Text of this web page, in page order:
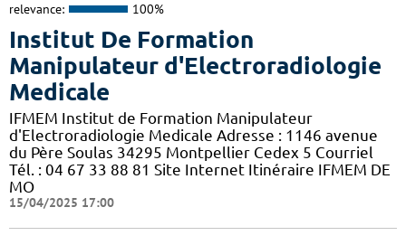
relevance: 100%
Institut De Formation
Manipulateur d'Electroradiologie
Medicale
IFMEM Institut de Formation Manipulateur
d'Electroradiologie Medicale Adresse : 1146 avenue
du Père Soulas 34295 Montpellier Cedex 5 Courriel
Tél. : 04 67 33 88 81 Site Internet Itinéraire IFMEM DE
MO
15/04/2025 17:00